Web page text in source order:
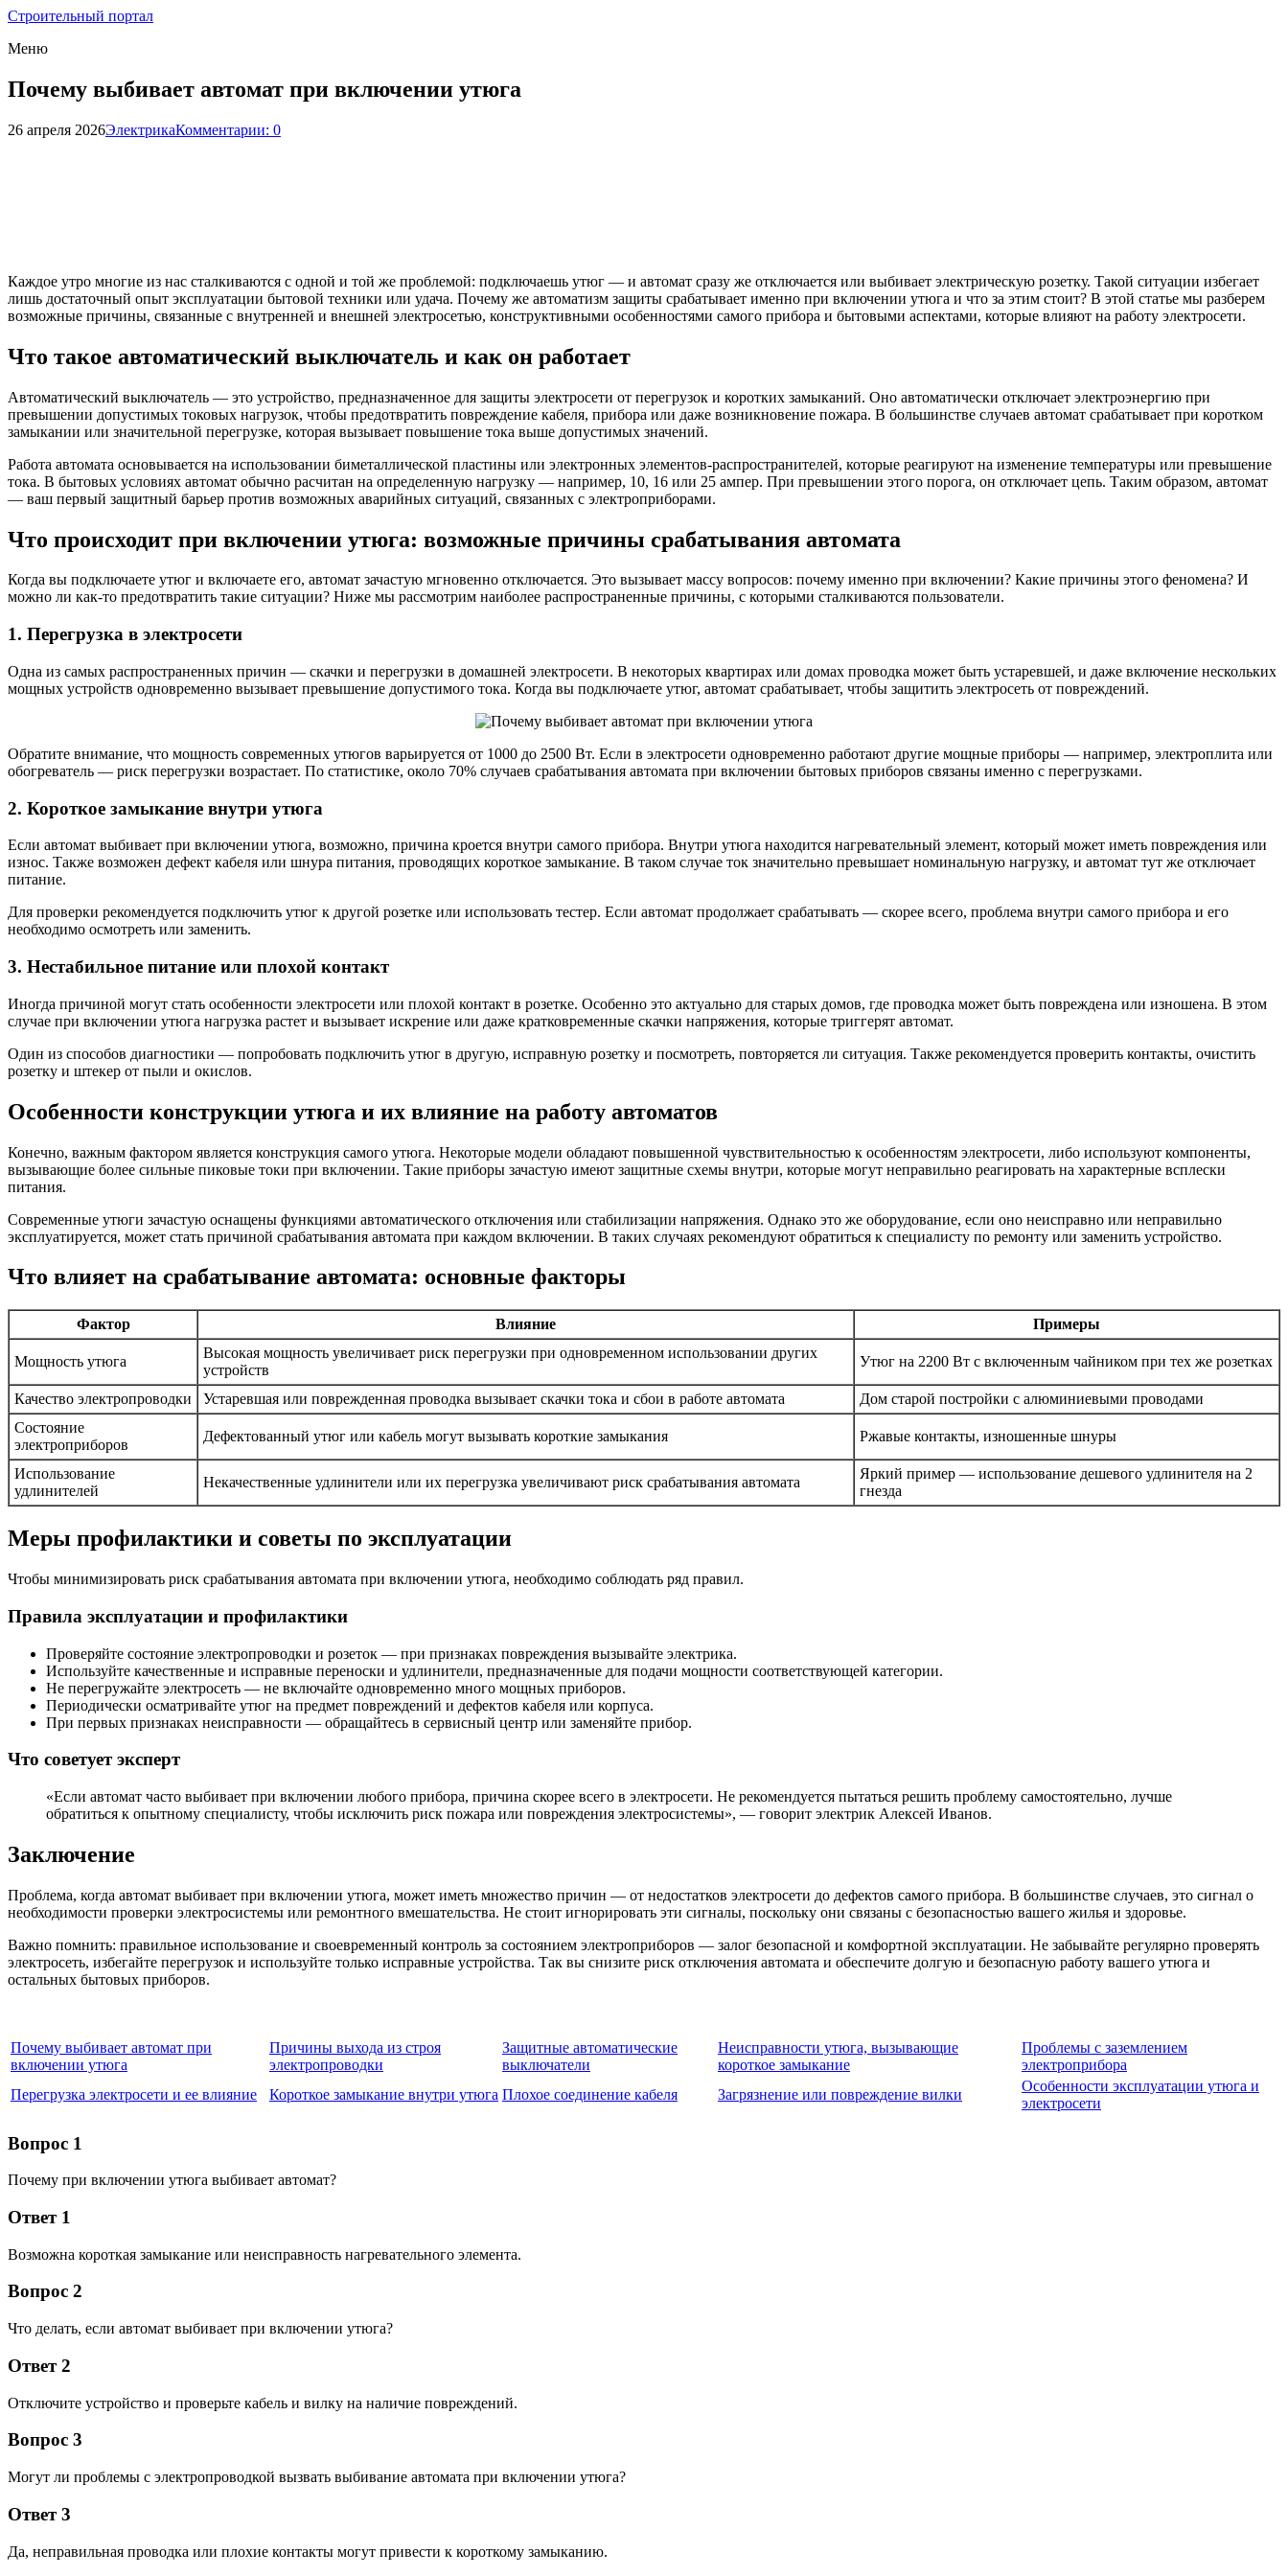
Строительный портал
Меню
Почему выбивает автомат при включении утюга
26 апреля 2026ЭлектрикаКомментарии: 0
Каждое утро многие из нас сталкиваются с одной и той же проблемой: подключаешь утюг — и автомат сразу же отключается или выбивает электрическую розетку. Такой ситуации избегает
лишь достаточный опыт эксплуатации бытовой техники или удача. Почему же автоматизм защиты срабатывает именно при включении утюга и что за этим стоит? В этой статье мы разберем
возможные причины, связанные с внутренней и внешней электросетью, конструктивными особенностями самого прибора и бытовыми аспектами, которые влияют на работу электросети.
Что такое автоматический выключатель и как он работает
Автоматический выключатель — это устройство, предназначенное для защиты электросети от перегрузок и коротких замыканий. Оно автоматически отключает электроэнергию при
превышении допустимых токовых нагрузок, чтобы предотвратить повреждение кабеля, прибора или даже возникновение пожара. В большинстве случаев автомат срабатывает при коротком
замыкании или значительной перегрузке, которая вызывает повышение тока выше допустимых значений.
Работа автомата основывается на использовании биметаллической пластины или электронных элементов-распространителей, которые реагируют на изменение температуры или превышение
тока. В бытовых условиях автомат обычно расчитан на определенную нагрузку — например, 10, 16 или 25 ампер. При превышении этого порога, он отключает цепь. Таким образом, автомат
— ваш первый защитный барьер против возможных аварийных ситуаций, связанных с электроприборами.
Что происходит при включении утюга: возможные причины срабатывания автомата
Когда вы подключаете утюг и включаете его, автомат зачастую мгновенно отключается. Это вызывает массу вопросов: почему именно при включении? Какие причины этого феномена? И
можно ли как-то предотвратить такие ситуации? Ниже мы рассмотрим наиболее распространенные причины, с которыми сталкиваются пользователи.
1. Перегрузка в электросети
Одна из самых распространенных причин — скачки и перегрузки в домашней электросети. В некоторых квартирах или домах проводка может быть устаревшей, и даже включение нескольких
мощных устройств одновременно вызывает превышение допустимого тока. Когда вы подключаете утюг, автомат срабатывает, чтобы защитить электросеть от повреждений.
Обратите внимание, что мощность современных утюгов варьируется от 1000 до 2500 Вт. Если в электросети одновременно работают другие мощные приборы — например, электроплита или
обогреватель — риск перегрузки возрастает. По статистике, около 70% случаев срабатывания автомата при включении бытовых приборов связаны именно с перегрузками.
2. Короткое замыкание внутри утюга
Если автомат выбивает при включении утюга, возможно, причина кроется внутри самого прибора. Внутри утюга находится нагревательный элемент, который может иметь повреждения или
износ. Также возможен дефект кабеля или шнура питания, проводящих короткое замыкание. В таком случае ток значительно превышает номинальную нагрузку, и автомат тут же отключает
питание.
Для проверки рекомендуется подключить утюг к другой розетке или использовать тестер. Если автомат продолжает срабатывать — скорее всего, проблема внутри самого прибора и его
необходимо осмотреть или заменить.
3. Нестабильное питание или плохой контакт
Иногда причиной могут стать особенности электросети или плохой контакт в розетке. Особенно это актуально для старых домов, где проводка может быть повреждена или изношена. В этом
случае при включении утюга нагрузка растет и вызывает искрение или даже кратковременные скачки напряжения, которые триггерят автомат.
Один из способов диагностики — попробовать подключить утюг в другую, исправную розетку и посмотреть, повторяется ли ситуация. Также рекомендуется проверить контакты, очистить
розетку и штекер от пыли и окислов.
Особенности конструкции утюга и их влияние на работу автоматов
Конечно, важным фактором является конструкция самого утюга. Некоторые модели обладают повышенной чувствительностью к особенностям электросети, либо используют компоненты,
вызывающие более сильные пиковые токи при включении. Такие приборы зачастую имеют защитные схемы внутри, которые могут неправильно реагировать на характерные всплески
питания.
Современные утюги зачастую оснащены функциями автоматического отключения или стабилизации напряжения. Однако это же оборудование, если оно неисправно или неправильно
эксплуатируется, может стать причиной срабатывания автомата при каждом включении. В таких случаях рекомендуют обратиться к специалисту по ремонту или заменить устройство.
Что влияет на срабатывание автомата: основные факторы
Фактор Влияние Примеры
Мощность утюга
Высокая мощность увеличивает риск перегрузки при одновременном использовании других
устройств
Утюг на 2200 Вт с включенным чайником при тех же розетках
Качество электропроводки Устаревшая или поврежденная проводка вызывает скачки тока и сбои в работе автомата
Дом старой постройки с алюминиевыми проводами
Состояние
электроприборов
Дефектованный утюг или кабель могут вызывать короткие замыкания Ржавые контакты, изношенные шнуры
Использование
удлинителей
Некачественные удлинители или их перегрузка увеличивают риск срабатывания автомата
Яркий пример — использование дешевого удлинителя на 2
гнезда
Меры профилактики и советы по эксплуатации
Чтобы минимизировать риск срабатывания автомата при включении утюга, необходимо соблюдать ряд правил.
Правила эксплуатации и профилактики
Проверяйте состояние электропроводки и розеток — при признаках повреждения вызывайте электрика.
Используйте качественные и исправные переноски и удлинители, предназначенные для подачи мощности соответствующей категории.
Не перегружайте электросеть — не включайте одновременно много мощных приборов.
Периодически осматривайте утюг на предмет повреждений и дефектов кабеля или корпуса.
При первых признаках неисправности — обращайтесь в сервисный центр или заменяйте прибор.
Что советует эксперт
«Если автомат часто выбивает при включении любого прибора, причина скорее всего в электросети. Не рекомендуется пытаться решить проблему самостоятельно, лучше
обратиться к опытному специалисту, чтобы исключить риск пожара или повреждения электросистемы», — говорит электрик Алексей Иванов.
Заключение
Проблема, когда автомат выбивает при включении утюга, может иметь множество причин — от недостатков электросети до дефектов самого прибора. В большинстве случаев, это сигнал о
необходимости проверки электросистемы или ремонтного вмешательства. Не стоит игнорировать эти сигналы, поскольку они связаны с безопасностью вашего жилья и здоровье.
Важно помнить: правильное использование и своевременный контроль за состоянием электроприборов — залог безопасной и комфортной эксплуатации. Не забывайте регулярно проверять
электросеть, избегайте перегрузок и используйте только исправные устройства. Так вы снизите риск отключения автомата и обеспечите долгую и безопасную работу вашего утюга и
остальных бытовых приборов.
Почему выбивает автомат при
включении утюга
Причины выхода из строя
электропроводки
Защитные автоматические
выключатели
Неисправности утюга, вызывающие
короткое замыкание
Проблемы с заземлением
электроприбора
Перегрузка электросети и ее влияние
Короткое замыкание внутри утюга Плохое соединение кабеля Загрязнение или повреждение вилки
Особенности эксплуатации утюга и
электросети
Вопрос 1
Почему при включении утюга выбивает автомат?
Ответ 1
Возможна короткая замыкание или неисправность нагревательного элемента.
Вопрос 2
Что делать, если автомат выбивает при включении утюга?
Ответ 2
Отключите устройство и проверьте кабель и вилку на наличие повреждений.
Вопрос 3
Могут ли проблемы с электропроводкой вызвать выбивание автомата при включении утюга?
Ответ 3
Да, неправильная проводка или плохие контакты могут привести к короткому замыканию.